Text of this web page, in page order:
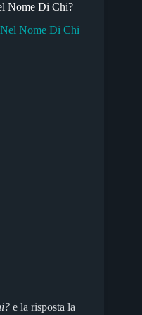
Nome Di Chi?
e la risposta la